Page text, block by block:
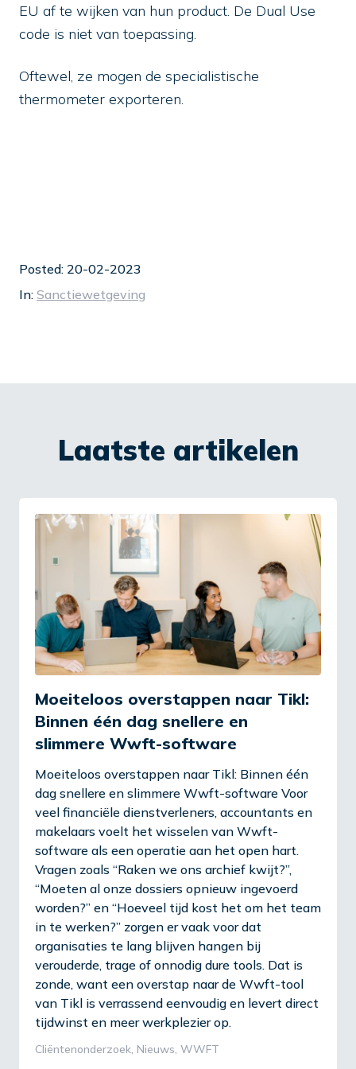
EU af te wijken van hun product. De Dual Use
code is niet van toepassing.
Oftewel, ze mogen de specialistische
thermometer exporteren.
Posted: 20-02-2023
In: Sanctiewetgeving
Laatste artikelen
Moeiteloos overstappen naar Tikl:
Binnen één dag snellere en
slimmere Wwft-software
Moeiteloos overstappen naar Tikl: Binnen één
dag snellere en slimmere Wwft-software Voor
veel financiële dienstverleners, accountants en
makelaars voelt het wisselen van Wwft-
software als een operatie aan het open hart.
Vragen zoals “Raken we ons archief kwijt?”,
“Moeten al onze dossiers opnieuw ingevoerd
worden?” en “Hoeveel tijd kost het om het team
in te werken?” zorgen er vaak voor dat
organisaties te lang blijven hangen bij
verouderde, trage of onnodig dure tools. Dat is
zonde, want een overstap naar de Wwft-tool
van Tikl is verrassend eenvoudig en levert direct
tijdwinst en meer werkplezier op.
Cliëntenonderzoek, Nieuws, WWFT